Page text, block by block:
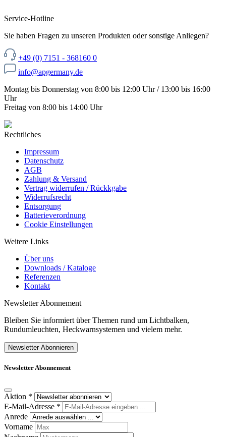
Service-Hotline
Sie haben Fragen zu unseren Produkten oder sonstige Anliegen?
+49 (0) 7151 - 368160 0
info@apgermany.de
Montag bis Donnerstag von 8:00 bis 12:00 Uhr / 13:00 bis 16:00
Uhr
Freitag von 8:00 bis 14:00 Uhr
Rechtliches
Impressum
Datenschutz
AGB
Zahlung & Versand
Vertrag widerrufen / Rückkgabe
Widerrufsrecht
Entsorgung
Batterieverordnung
Cookie Einstellungen
Weitere Links
Über uns
Downloads / Kataloge
Referenzen
Kontakt
Newsletter Abonnement
Bleiben Sie informiert über Themen rund um Lichtbalken,
Rundumleuchten, Heckwarnsystemen und vielem mehr.
Newsletter Abonnieren
Newsletter Abonnement
Aktion *
E-Mail-Adresse *
Anrede
Vorname